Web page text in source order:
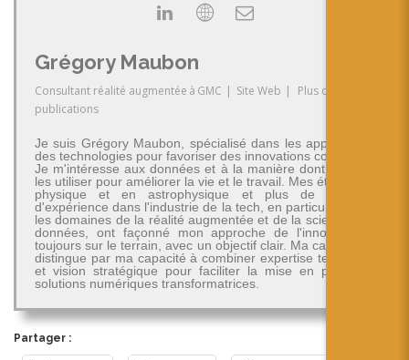
Grégory Maubon
Consultant réalité augmentée à GMC | Site Web |
Plus de
publications
Je suis Grégory Maubon, spécialisé dans les applications
des technologies pour favoriser des innovations concrètes.
Je m'intéresse aux données et à la manière dont on peut
les utiliser pour améliorer la vie et le travail. Mes études en
physique et en astrophysique et plus de 30 ans
d'expérience dans l'industrie de la tech, en particulier dans
les domaines de la réalité augmentée et de la science des
données, ont façonné mon approche de l'innovation -
toujours sur le terrain, avec un objectif clair. Ma carrière se
distingue par ma capacité à combiner expertise technique
et vision stratégique pour faciliter la mise en place de
solutions numériques transformatrices.
Partager :